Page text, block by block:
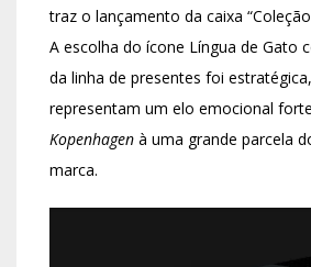
traz o lançamento da caixa
A escolha do ícone Língua de Gato
da linha de presentes foi
representam um elo emocional
Kopenhagen à uma grande parcela
marca.